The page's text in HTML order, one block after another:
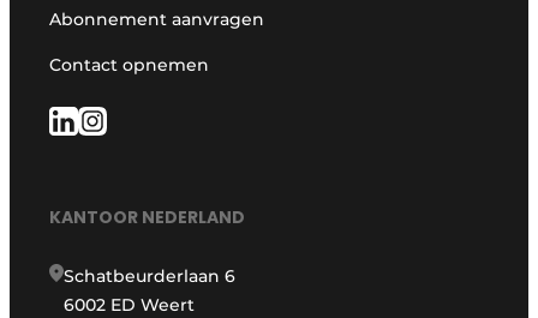
Abonnement aanvragen
Contact opnemen
KANTOOR NEDERLAND
Schatbeurderlaan 6
6002 ED Weert